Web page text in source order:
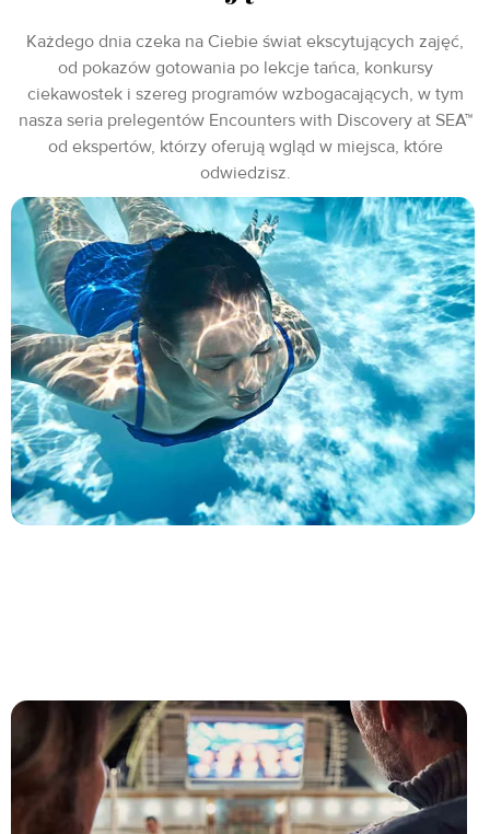
Każdego dnia czeka na Ciebie świat ekscytujących zajęć,
od pokazów gotowania po lekcje tańca, konkursy
ciekawostek i szereg programów wzbogacających, w tym
nasza seria prelegentów Encounters with Discovery at SEA™
od ekspertów, którzy oferują wgląd w miejsca, które
odwiedzisz.